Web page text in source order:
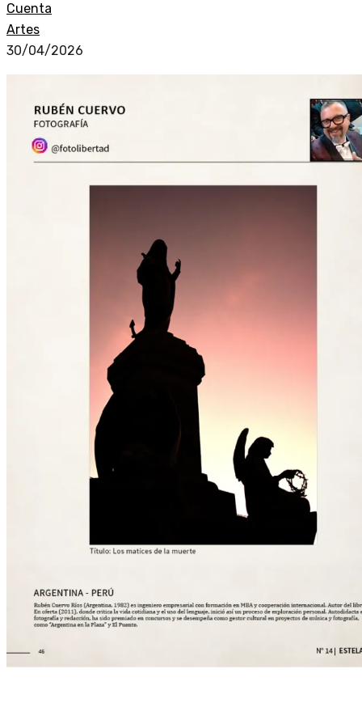
Cuenta
Artes
30/04/2026